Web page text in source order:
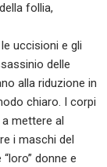
follia,
uccisioni e gli
delle
alla riduzione in
chiaro. I corpi
mettere al
i maschi del
donne e